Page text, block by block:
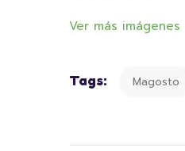
Ver más imágenes
Tags: Magosto